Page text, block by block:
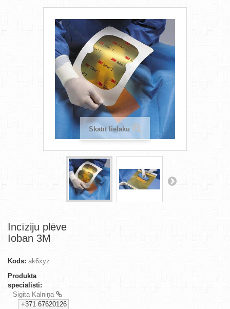
Skatīt lielāku
Incīziju plēve
Ioban 3M
Kods: ak6xyz
Produkta
speciālisti:
Sigita Kalniņa
+371 67620126